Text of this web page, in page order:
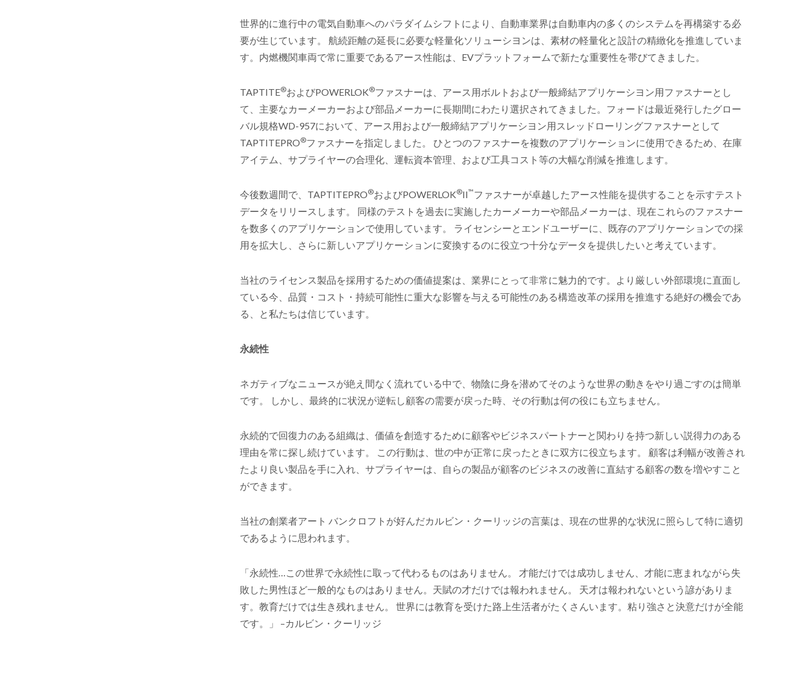
世界的に進行中の電気自動車へのパラダイムシフトにより、自動車業界は自動車内の多くのシステムを再構築する必
要が生じています。 航続距離の延長に必要な軽量化ソリューシヨンは、素材の軽量化と設計の精緻化を推進していま
す。内燃機関車両で常に重要であるアース性能は、EVプラットフォームで新たな重要性を帯びてきました。
TAPTITE®およびPOWERLOK®ファスナーは、アース用ボルトおよび一般締結アプリケーシヨン用ファスナーとし
て、主要なカーメーカーおよび部品メーカーに長期間にわたり選択されてきました。フォードは最近発行したグロー
バル規格WD-957において、アース用および一般締結アプリケーシヨン用スレッドローリングファスナーとして
TAPTITEPRO®ファスナーを指定しました。 ひとつのファスナーを複数のアプリケーションに使用できるため、在庫
アイテム、サプライヤーの合理化、運転資本管理、および工具コスト等の大幅な削減を推進します。
今後数週間で、TAPTITEPRO®およびPOWERLOK®II™ファスナーが卓越したアース性能を提供することを示すテスト
データをリリースします。 同様のテストを過去に実施したカーメーカーや部品メーカーは、現在これらのファスナー
を数多くのアプリケーションで使用しています。 ライセンシーとエンドユーザーに、既存のアプリケーションでの採
用を拡大し、さらに新しいアプリケーションに変換するのに役立つ十分なデータを提供したいと考えています。
当社のライセンス製品を採用するための価値提案は、業界にとって非常に魅力的です。より厳しい外部環境に直面し
ている今、品質・コスト・持続可能性に重大な影響を与える可能性のある構造改革の採用を推進する絶好の機会であ
る、と私たちは信じています。
永続性
ネガティブなニュースが絶え間なく流れている中で、物陰に身を潜めてそのような世界の動きをやり過ごすのは簡単
です。 しかし、最終的に状況が逆転し顧客の需要が戻った時、その行動は何の役にも立ちません。
永続的で回復力のある組織は、価値を創造するために顧客やビジネスパートナーと関わりを持つ新しい説得力のある
理由を常に探し続けています。 この行動は、世の中が正常に戻ったときに双方に役立ちます。 顧客は利幅が改善され
たより良い製品を手に入れ、サプライヤーは、自らの製品が顧客のビジネスの改善に直結する顧客の数を増やすこと
ができます。
当社の創業者アート バンクロフトが好んだカルビン・クーリッジの言葉は、現在の世界的な状況に照らして特に適切
であるように思われます。
「永続性…この世界で永続性に取って代わるものはありません。 才能だけでは成功しません、才能に恵まれながら失
敗した男性ほど一般的なものはありません。天賦の才だけでは報われません。 天才は報われないという諺がありま
す。教育だけでは生き残れません。 世界には教育を受けた路上生活者がたくさんいます。粘り強さと決意だけが全能
です。」 –カルビン・クーリッジ